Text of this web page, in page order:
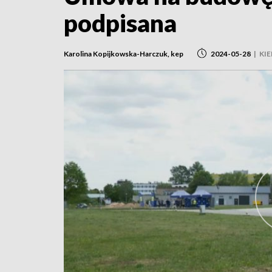
podpisana
Karolina Kopijkowska-Harczuk, kep 2024-05-28 |